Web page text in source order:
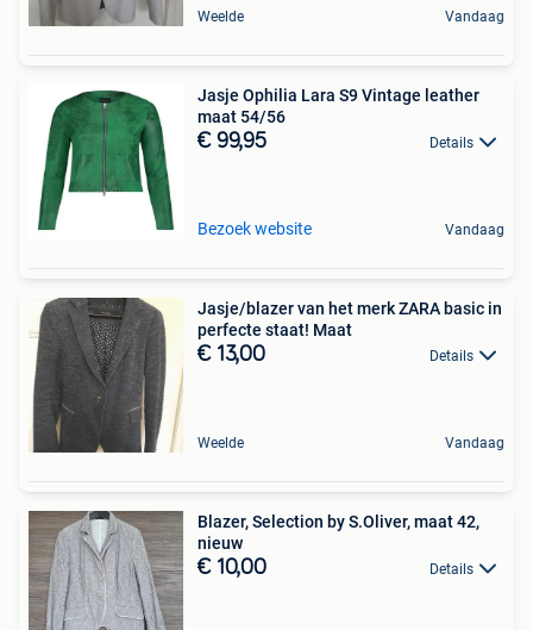
Weelde Vandaag
Jasje Ophilia Lara S9 Vintage leather
maat 54/56
€ 99,95 Details
Bezoek website Vandaag
Jasje/blazer van het merk ZARA basic in
perfecte staat! Maat
€ 13,00 Details
Weelde Vandaag
Blazer, Selection by S.Oliver, maat 42,
nieuw
€ 10,00 Details